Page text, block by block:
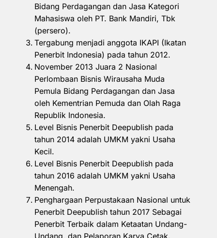
Bidang Perdagangan dan Jasa Kategori
Mahasiswa oleh PT. Bank Mandiri, Tbk
(persero).
Tergabung menjadi anggota IKAPI (Ikatan
Penerbit Indonesia) pada tahun 2012.
November 2013 Juara 2 Nasional
Perlombaan Bisnis Wirausaha Muda
Pemula Bidang Perdagangan dan Jasa
oleh Kementrian Pemuda dan Olah Raga
Republik Indonesia.
Level Bisnis Penerbit Deepublish pada
tahun 2014 adalah UMKM yakni Usaha
Kecil.
Level Bisnis Penerbit Deepublish pada
tahun 2016 adalah UMKM yakni Usaha
Menengah.
Penghargaan Perpustakaan Nasional untuk
Penerbit Deepublish tahun 2017 Sebagai
Penerbit Terbaik dalam Ketaatan Undang-